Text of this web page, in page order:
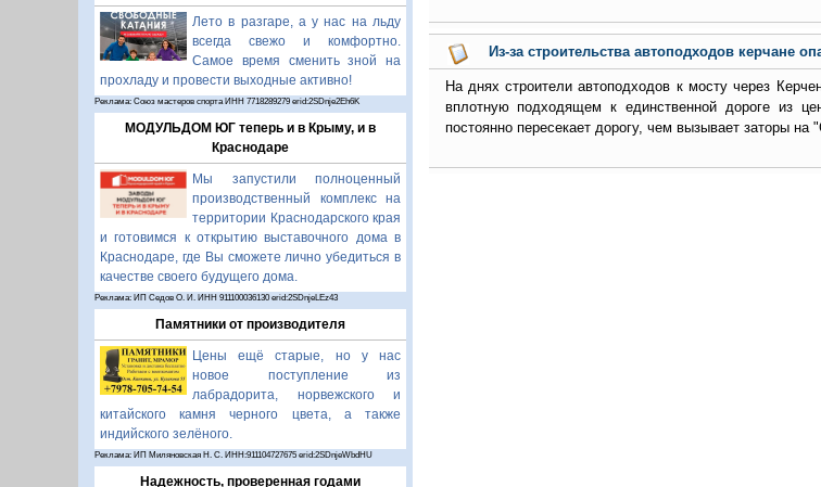
Лето в разгаре, а у нас на льду
всегда свежо и комфортно.
Самое время сменить зной на
прохладу и провести выходные активно!
Реклама: Союз мастеров спорта ИНН 7718289279 erid:2SDnje2Eh6K
МОДУЛЬДОМ ЮГ теперь и в Крыму, и в
Краснодаре
Мы запустили полноценный
производственный комплекс на
территории Краснодарского края
и готовимся к открытию выставочного дома в
Краснодаре, где Вы сможете лично убедиться в
качестве своего будущего дома.
Реклама: ИП Седов О. И. ИНН 911100036130 erid:2SDnjeLEz43
Памятники от производителя
Цены ещё старые, но у нас
новое поступление из
лабрадорита, норвежского и
китайского камня черного цвета, а также
индийского зелёного.
Реклама: ИП Миляновская Н. С. ИНН:911104727675 erid:2SDnjeWbdHU
Надежность, проверенная годами
Из-за строительства автоподходов керчане
На днях строители автоподходов к мосту через
вплотную подходящем к единственной дороге из
постоянно пересекает дорогу, чем вызывает заторы на